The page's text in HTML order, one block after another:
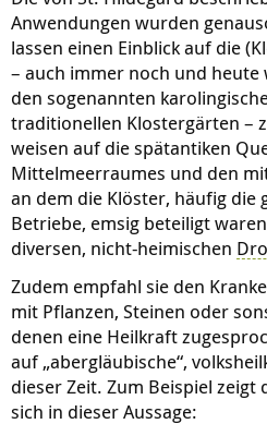
Anwendungen wurden
lassen einen Einblick auf die
– auch immer noch und heute
den sogenannten
traditionellen Klostergärten –
weisen auf die spätantiken
Mittelmeerraumes und den
an dem die Klöster, häufig
Betriebe, emsig beteiligt
diversen, nicht-heimischen
Zudem empfahl sie den
mit Pflanzen, Steinen oder
denen eine Heilkraft
auf „abergläubische“,
dieser Zeit. Zum Beispiel zeigt
sich in dieser Aussage: